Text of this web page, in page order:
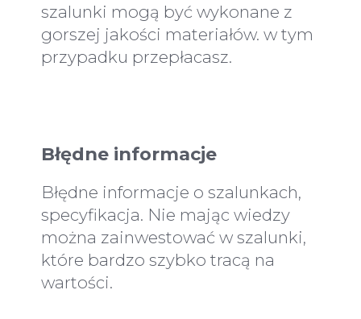
szalunki mogą być wykonane z
gorszej jakości materiałów. w tym
przypadku przepłacasz.
Błędne informacje
Błędne informacje o szalunkach,
specyfikacja. Nie mając wiedzy
można zainwestować w szalunki,
które bardzo szybko tracą na
wartości.